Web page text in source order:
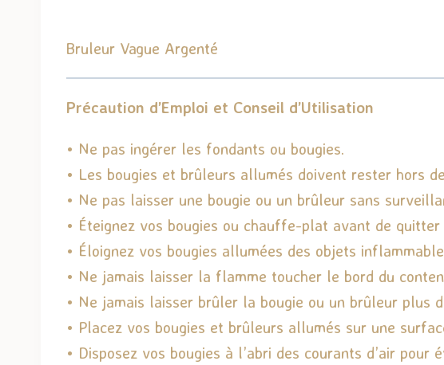
Bruleur Vague Argenté
Précaution d’Emploi et Conseil d’Utilisation
• Ne pas ingérer les fondants ou bougies.
• Les bougies et brûleurs allumés doivent rester hors
• Ne pas laisser une bougie ou un brûleur sans
• Éteignez vos bougies ou chauffe-plat avant de
• Éloignez vos bougies allumées des objets
• Ne jamais laisser la flamme toucher le bord du
• Ne jamais laisser brûler la bougie ou un brûleur plus
• Placez vos bougies et brûleurs allumés sur une
• Disposez vos bougies à l’abri des courants d’air pour